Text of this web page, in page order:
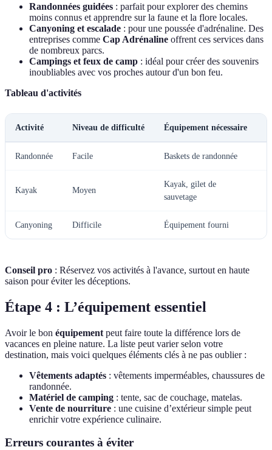
Randonnées guidées : parfait pour explorer des chemins
moins connus et apprendre sur la faune et la flore locales.
Canyoning et escalade : pour une poussée d'adrénaline. Des
entreprises comme Cap Adrénaline offrent ces services dans
de nombreux parcs.
Campings et feux de camp : idéal pour créer des souvenirs
inoubliables avec vos proches autour d'un bon feu.
Tableau d'activités
Activité Niveau de difficulté Équipement nécessaire
Randonnée Facile Baskets de randonnée
Kayak Moyen
Kayak, gilet de
sauvetage
Canyoning Difficile Équipement fourni
Conseil pro : Réservez vos activités à l'avance, surtout en haute
saison pour éviter les déceptions.
Étape 4 : L’équipement essentiel
Avoir le bon équipement peut faire toute la différence lors de
vacances en pleine nature. La liste peut varier selon votre
destination, mais voici quelques éléments clés à ne pas oublier :
Vêtements adaptés : vêtements imperméables, chaussures de
randonnée.
Matériel de camping : tente, sac de couchage, matelas.
Vente de nourriture : une cuisine d’extérieur simple peut
enrichir votre expérience culinaire.
Erreurs courantes à éviter